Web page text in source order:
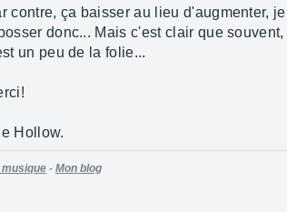
contre, ça baisser au lieu d'augmenter,
donc... Mais c'est clair que
un peu de la folie...
Hollow.
musique - Mon blog